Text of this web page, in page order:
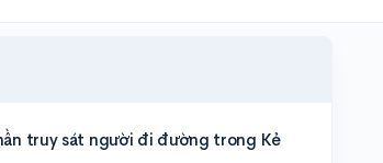
truy sát người đi đường trong Kẻ